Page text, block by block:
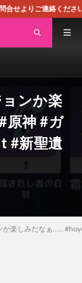
さい。即刻対処さ
ンか楽
原神 #ガ
#新聖遺
楽しみだなぁ……